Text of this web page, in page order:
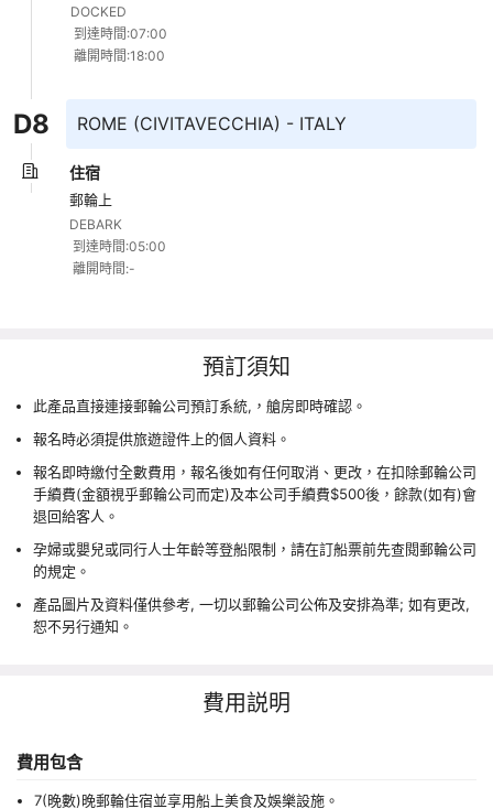
DOCKED
離開時間:18:00
D8 ROME (CIVITAVECCHIA) - ITALY
住宿
郵輪上
DEBARK
離開時間:-
預訂須知
此產品直接連接郵輪公司預訂系統,，艙房即時確認。
報名時必須提供旅遊證件上的個人資料。
報名即時繳付全數費用，報名後如有任何取消、更改，在扣除郵輪公司
手續費(金額視乎郵輪公司而定)及本公司手續費$500後，餘款(如有)會
退回給客人。
孕婦或嬰兒或同行人士年齡等登船限制，請在訂船票前先查閱郵輪公司
的規定。
產品圖片及資料僅供參考, 一切以郵輪公司公佈及安排為準; 如有更改,
恕不另行通知。
費用説明
費用包含
7(晚數)晚郵輪住宿並享用船上美食及娛樂設施。